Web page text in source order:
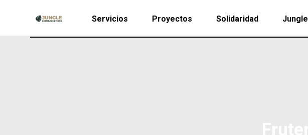
Servicios Proyectos Solidaridad Jungle